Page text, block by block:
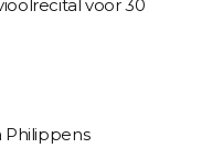
voor 30
Philippens